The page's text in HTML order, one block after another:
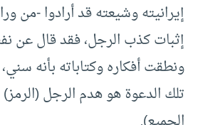
إيرانيته وشيعته قد أرادوا -من
إثبات كذب الرجل، فقد قال عن
ونطقت أفكاره وكتاباته بأنه
تلك الدعوة هو هدم الرجل (الرمز)